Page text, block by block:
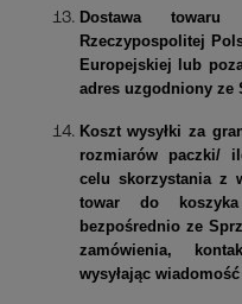
Dostawa
Rzeczypospolitej
Europejskiej lub
adres uzgodniony ze
Koszt wysyłki za
rozmiarów paczki/
celu skorzystania z
towar do
bezpośrednio ze
zamówienia,
wysyłając